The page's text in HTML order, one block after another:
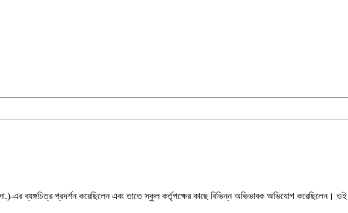
এর ব্যঙ্গচিত্র প্রদর্শন করেছিলেন এবং তাতে স্কুল কর্তৃপক্ষের কাছে বিভিন্ন অভিভাবক অভিযোগ করেছিলেন।